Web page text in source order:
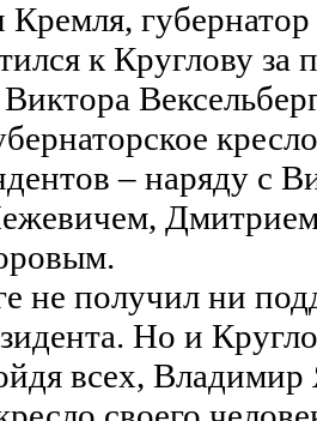
к Круглову за
– наряду с
не получил ни
Но и
всех,